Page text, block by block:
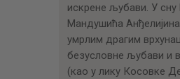
искрене љубави. У сну
Мандушића
умрлим драгим
безусловне љубави и
(као у лику Косовке